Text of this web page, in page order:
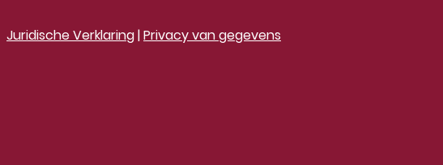
Juridische Verklaring|Privacy van gegevens